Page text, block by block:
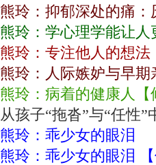
熊玲：抑郁深处的痛：
熊玲：学心理学能让人
熊玲：专注他人的想法
熊玲：人际嫉妒与早期
熊玲：病着的健康人【
从孩子“拖沓”与“任性”
熊玲：乖少女的眼泪
熊玲：乖少女的眼泪